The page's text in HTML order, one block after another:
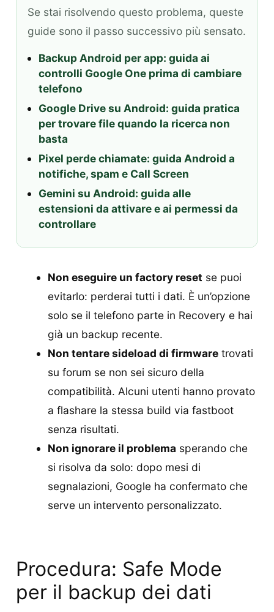
Se stai risolvendo questo problema, queste
guide sono il passo successivo più sensato.
Backup Android per app: guida ai
controlli Google One prima di cambiare
telefono
Google Drive su Android: guida pratica
per trovare file quando la ricerca non
basta
Pixel perde chiamate: guida Android a
notifiche, spam e Call Screen
Gemini su Android: guida alle
estensioni da attivare e ai permessi da
controllare
Non eseguire un factory reset se puoi
evitarlo: perderai tutti i dati. È un’opzione
solo se il telefono parte in Recovery e hai
già un backup recente.
Non tentare sideload di firmwaretrovati
su forum se non sei sicuro della
compatibilità. Alcuni utenti hanno provato
a flashare la stessa build via fastboot
senza risultati.
Non ignorare il problema sperando che
si risolva da solo: dopo mesi di
segnalazioni, Google ha confermato che
serve un intervento personalizzato.
Procedura: Safe Mode
per il backup dei dati